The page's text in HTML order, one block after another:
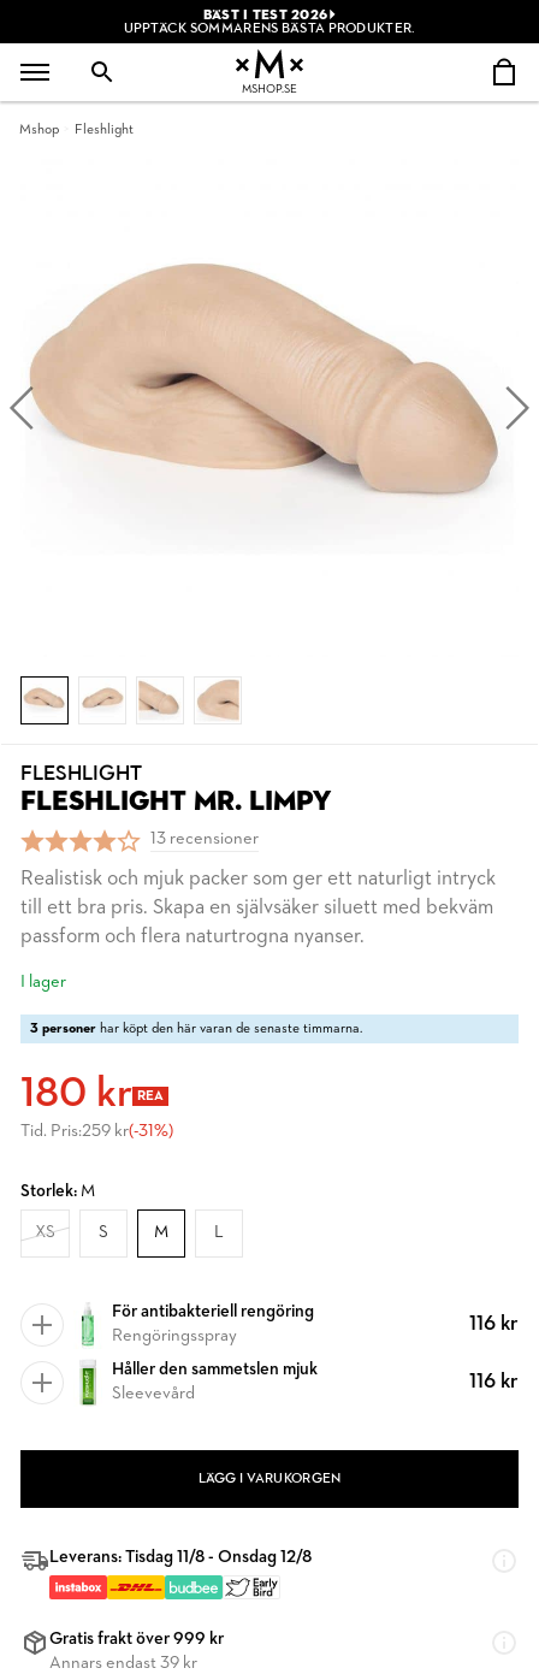
BÄST I TEST 2026
UPPTÄCK SOMMARENS BÄSTA PRODUKTER.
MSHOP.SE
Mshop Fleshlight
FLESHLIGHT
FLESHLIGHT MR. LIMPY
13 recensioner
Realistisk och mjuk packer som ger ett naturligt intryck
till ett bra pris. Skapa en självsäker siluett med bekväm
passform och flera naturtrogna nyanser.
I lager
3 personer har köpt den här varan de senaste timmarna.
180 kr REA
Tid. Pris:259 kr(-31%)
Storlek: M
XS S M L
För antibakteriell rengöring
Rengöringsspray
116 kr
Håller den sammetslen mjuk
Sleevevård
116 kr
LÄGG I VARUKORGEN
Leverans: Tisdag 11/8 - Onsdag 12/8
Gratis frakt över 999 kr
Annars endast 39 kr